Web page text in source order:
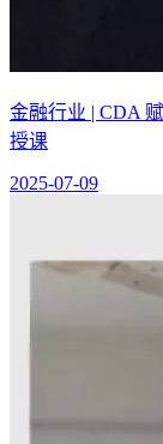
金融行业 | CDA
授课
2025-07-09